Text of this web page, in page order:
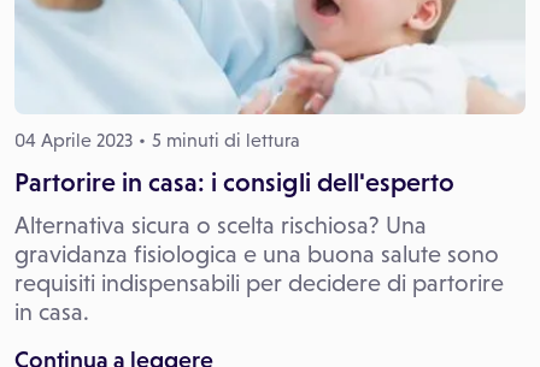
04 Aprile 2023 5 minuti di lettura
Partorire in casa: i consigli dell'esperto
Alternativa sicura o scelta rischiosa? Una
gravidanza fisiologica e una buona salute sono
requisiti indispensabili per decidere di partorire
in casa.
Continua a leggere